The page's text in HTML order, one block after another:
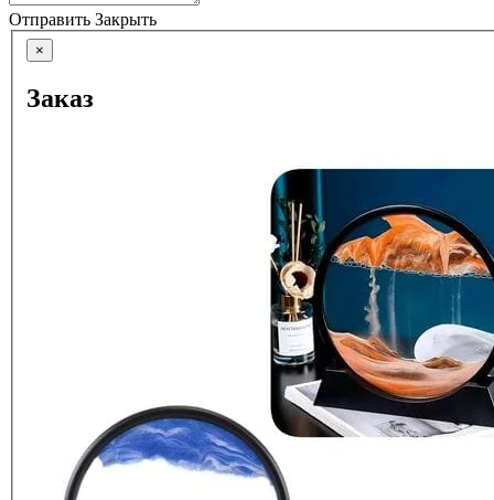
Отправить Закрыть
×
Заказ